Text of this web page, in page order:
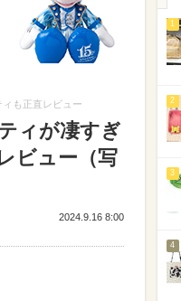
も正直レビュー
ィが凄すぎ
ビュー（写
2024.9.16 8:00
1
2
3
4